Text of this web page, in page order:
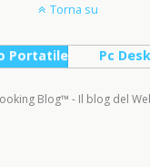
Torna su
Portatile Pc
Blog™ - Il blog del